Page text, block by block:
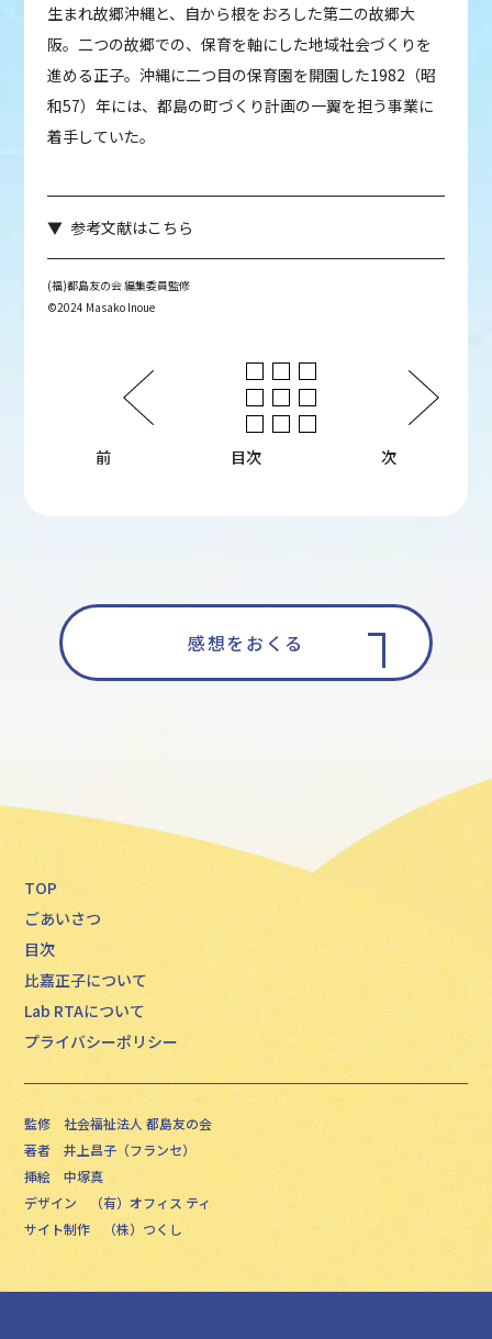
生まれ故郷沖縄と、自から根をおろした第二の故郷大
阪。二つの故郷での、保育を軸にした地域社会づくりを
進める正子。沖縄に二つ目の保育園を開園した1982（昭
和57）年には、都島の町づくり計画の一翼を担う事業に
着手していた。
参考文献はこちら
(福)都島友の会 編集委員監修
©2024 Masako Inoue
前 目次 次
感想をおくる
TOP
ごあいさつ
目次
比嘉正子について
Lab RTAについて
プライバシーポリシー
監修
社会福祉法人 都島友の会
著者
井上昌子（フランセ）
挿絵
中塚真
デザイン
（有）オフィス ティ
サイト制作
（株）つくし